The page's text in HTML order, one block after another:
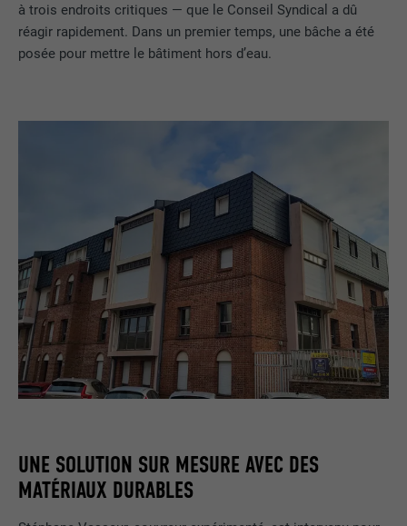
à trois endroits critiques — que le Conseil Syndical a dû
réagir rapidement. Dans un premier temps, une bâche a été
posée pour mettre le bâtiment hors d’eau.
UNE SOLUTION SUR MESURE AVEC DES
MATÉRIAUX DURABLES